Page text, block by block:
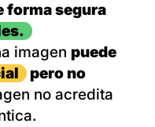
forma segura
imagen puede
pero no
no acredita